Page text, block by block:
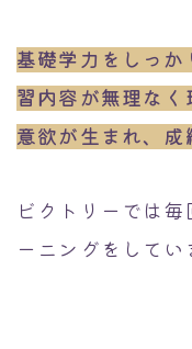
基礎学力をしっ
習内容が無理な
意欲が生まれ、成
ビクトリーでは
ーニングをしてい